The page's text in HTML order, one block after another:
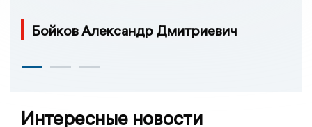
Бойков Александр Дмитриевич
Интересные новости